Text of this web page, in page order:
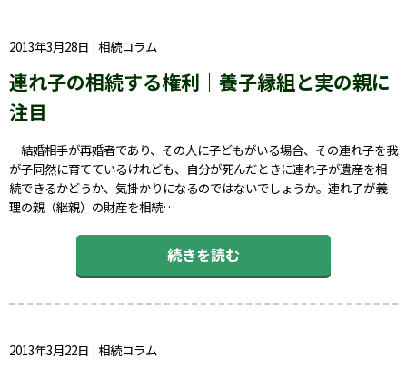
2013年3月28日 相続コラム
連れ子の相続する権利｜養子縁組と実の親に
注目
結婚相手が再婚者であり、その人に子どもがいる場合、その連れ子を我
が子同然に育てているけれども、自分が死んだときに連れ子が遺産を相
続できるかどうか、気掛かりになるのではないでしょうか。連れ子が義
理の親（継親）の財産を相続…
続きを読む
2013年3月22日 相続コラム